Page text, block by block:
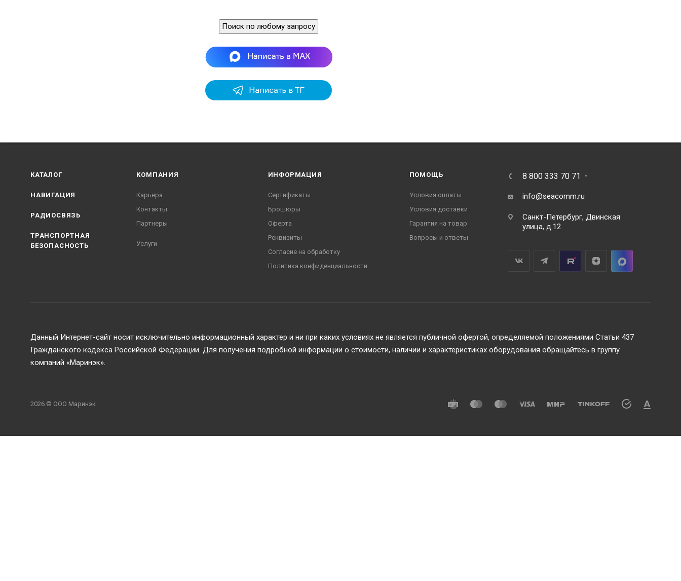
Поиск по любому запросу
КАТАЛОГ
НАВИГАЦИЯ
РАДИОСВЯЗЬ
ТРАНСПОРТНАЯ
БЕЗОПАСНОСТЬ
КОМПАНИЯ
Карьера
Контакты
Партнеры
Услуги
ИНФОРМАЦИЯ
Сертификаты
Брошюры
Оферта
Реквизиты
Согласие на обработку
Политика конфиденциальности
ПОМОЩЬ
Условия оплаты
Условия доставки
Гарантия на товар
Вопросы и ответы
8 800 333 70 71
info@seacomm.ru
Санкт-Петербург, Двинская
улица, д.12
Данный Интернет-сайт носит исключительно информационный характер и ни при каких условиях не является публичной офертой, определяемой положениями Статьи 437
Гражданского кодекса Российской Федерации. Для получения подробной информации о стоимости, наличии и характеристиках оборудования обращайтесь в группу
компаний «Маринэк».
2026 © ООО Маринэк